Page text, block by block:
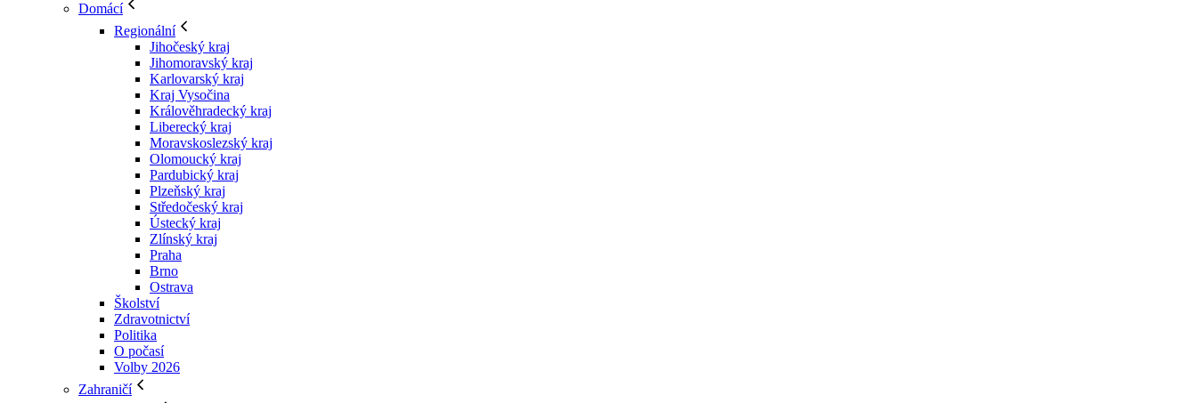
Domácí
Regionální
Jihočeský kraj
Jihomoravský kraj
Karlovarský kraj
Kraj Vysočina
Králověhradecký kraj
Liberecký kraj
Moravskoslezský kraj
Olomoucký kraj
Pardubický kraj
Plzeňský kraj
Středočeský kraj
Ústecký kraj
Zlínský kraj
Praha
Brno
Ostrava
Školství
Zdravotnictví
Politika
O počasí
Volby 2026
Zahraničí